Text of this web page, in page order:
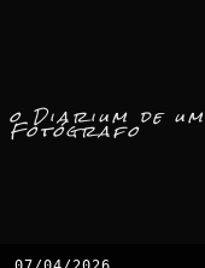
o Diarium de um
Fotógrafo